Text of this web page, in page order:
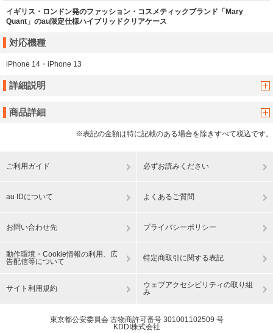
イギリス・ロンドン発のファッション・コスメティックブランド「Mary
Quant」のau限定仕様ハイブリッドクリアケース
対応機種
iPhone 14・iPhone 13
詳細説明
商品詳細
※表記の金額は特に記載のある場合を除きすべて税込です。
ご利用ガイド 必ずお読みください
au IDについて よくあるご質問
お問い合わせ先 プライバシーポリシー
動作環境・Cookie情報の利用、広
告配信等について
特定商取引に関する表記
サイト利用規約
ウェブアクセシビリティの取り組
み
東京都公安委員会 古物商許可番号 301001102509 号
KDDI株式会社